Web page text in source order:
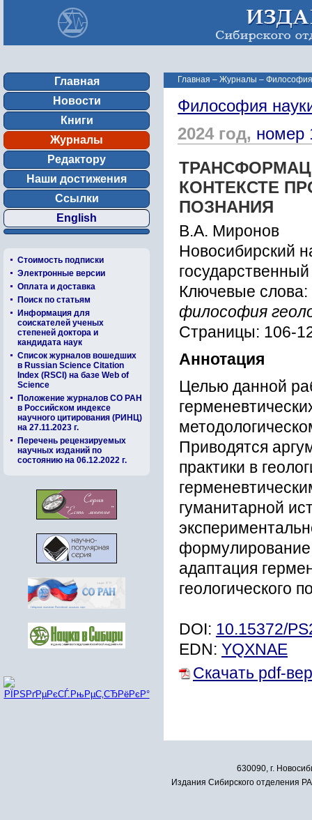
Главная
Новости
Книги
Журналы
Редактору
Наши достижения
Ссылки
English
Стоимость подписки
Электронные версии
Оплата и доставка
Поиск по статьям
Информация для
соискателей ученых
степеней доктора и
кандидата наук
Список журналов вошедших
в Russian Science Citation
Index (RSCI) на базе Web of
Science
Положение журналов СО РАН
в Российском индексе
научного цитирования (РИНЦ)
на 27.11.2023 г.
Перечень рецензируемых
научных изданий по
состоянию на 06.12.2022 г.
Главная – Журналы –
Философия
2024 год, номер
КОНТЕКСТЕ
ПОЗНАНИЯ
В.А. Миронов
Новосибирский
Ключевые слова:
философия
Страницы: 106-
Аннотация
Целью данной
Приводятся
практики в
гуманитарной
формулирование
адаптация
геологического
DOI: 10.15372/
EDN: YQXNAE
Скачать pdf-
630090, г.
Издания Сибирского отделения